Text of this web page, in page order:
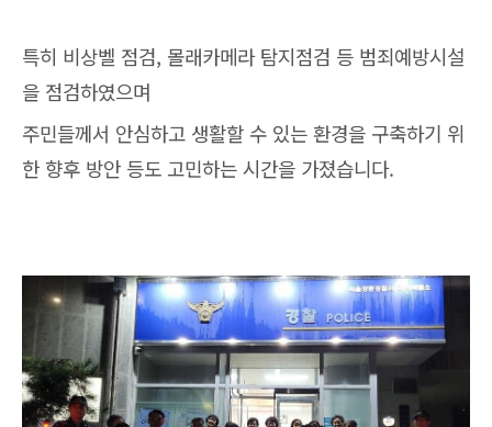
특히 비상벨 점검, 몰래카메라 탐지점검 등 범죄예방시설
을 점검하였으며
주민들께서 안심하고 생활할 수 있는 환경을 구축하기 위
한 향후 방안 등도 고민하는 시간을 가졌습니다.